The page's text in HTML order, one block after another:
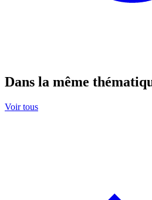
Dans la même
Voir tous